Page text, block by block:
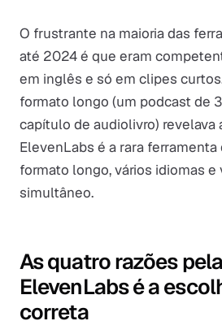
O frustrante na maioria das
até 2024 é que eram
em inglês e só em clipes
formato longo (um podcast de
capítulo de audiolivro) revelava
ElevenLabs é a rara
formato longo, vários idiomas
simultâneo.
As quatro razões
ElevenLabs é a
correta